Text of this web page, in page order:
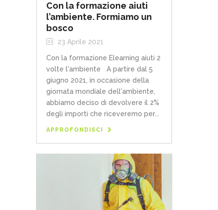
Con la formazione aiuti
l’ambiente. Formiamo un
bosco
23 Aprile 2021
Con la formazione Elearning aiuti 2
volte l'ambiente A partire dal 5
giugno 2021, in occasione della
giornata mondiale dell'ambiente,
abbiamo deciso di devolvere il 2%
degli importi che riceveremo per...
APPROFONDISCI